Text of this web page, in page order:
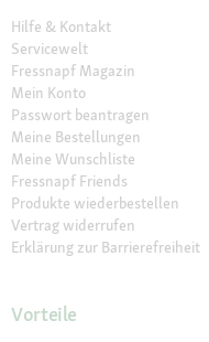
Hilfe & Kontakt
Servicewelt
Fressnapf Magazin
Mein Konto
Passwort beantragen
Meine Bestellungen
Meine Wunschliste
Fressnapf Friends
Produkte wiederbestellen
Vertrag widerrufen
Erklärung zur Barrierefreiheit
Vorteile